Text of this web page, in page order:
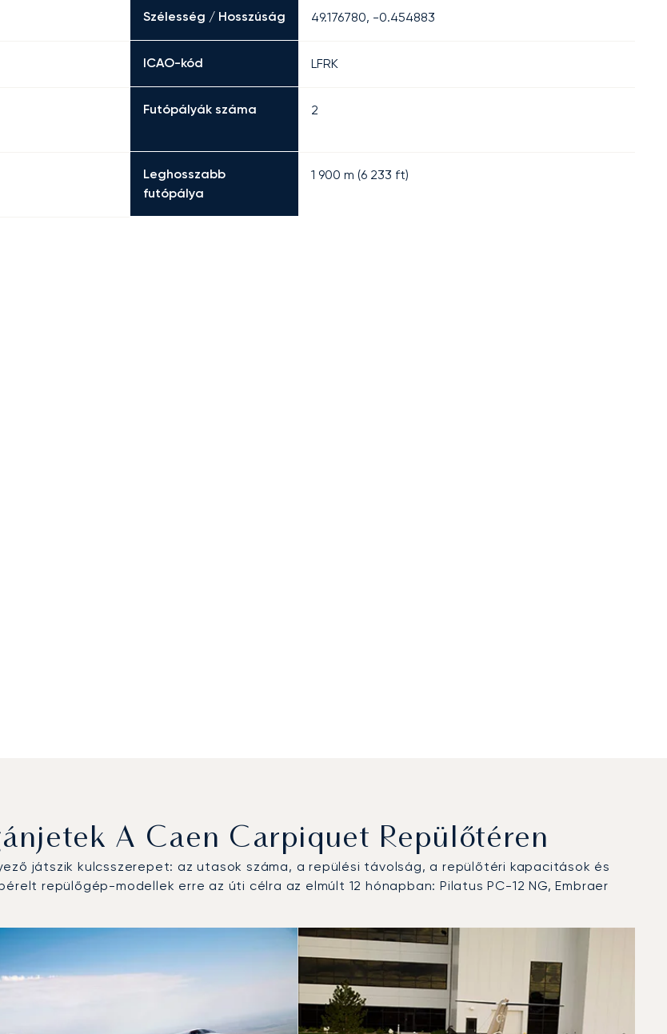
Szélesség / Hosszúság 49.176780, -0.454883
ICAO-kód LFRK
Futópályák száma 2
Leghosszabb
futópálya
1 900 m (6 233 ft)
A Caen Carpiquet Repülőtéren
játszik kulcsszerepet: az utasok száma, a repülési távolság, a repülőtéri kapacitások és
repülőgép-modellek erre az úti célra az elmúlt 12 hónapban: Pilatus PC-12 NG, Embraer
repülési forgalom száma alapján 2025-ben